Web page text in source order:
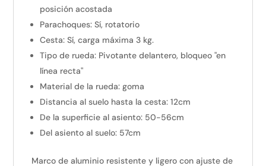
posición acostada
Parachoques: Sí, rotatorio
Cesta: Sí, carga máxima 3 kg.
Tipo de rueda: Pivotante delantero, bloqueo "en
línea recta"
Material de la rueda: goma
Distancia al suelo hasta la cesta: 12cm
De la superficie al asiento: 50-56cm
Del asiento al suelo: 57cm
Marco de aluminio resistente y ligero con ajuste de